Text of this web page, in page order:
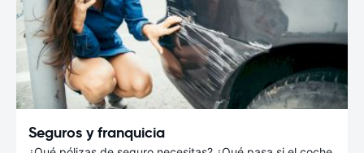
Seguros y franquicia